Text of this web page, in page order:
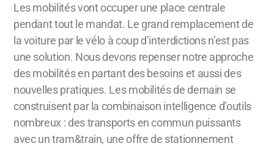
Les mobilités vont occuper une place centrale
pendant tout le mandat. Le grand remplacement de
la voiture par le vélo à coup d’interdictions n’est pas
une solution. Nous devons repenser notre approche
des mobilités en partant des besoins et aussi des
nouvelles pratiques. Les mobilités de demain se
construisent par la combinaison intelligence d’outils
nombreux : des transports en commun puissants
avec un tram&train, une offre de stationnement